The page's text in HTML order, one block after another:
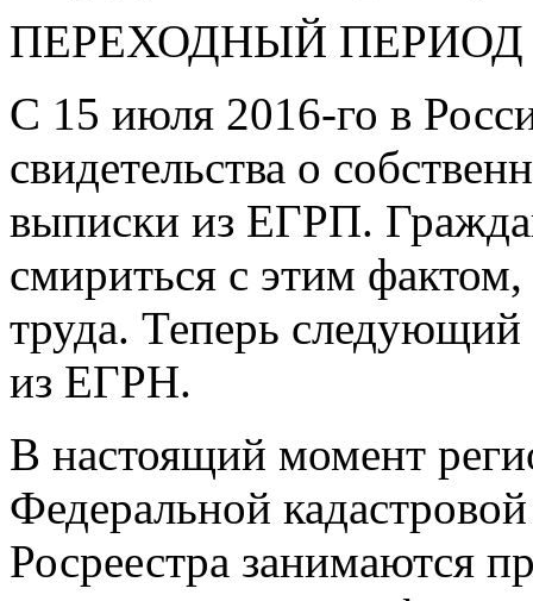
ПЕРЕХОДНЫЙ ПЕРИОД
С 15 июля 2016-го в
свидетельства о
выписки из ЕГРП.
смириться с этим
труда. Теперь
из ЕГРН.
В настоящий момент
Федеральной
Росреестра занимаются